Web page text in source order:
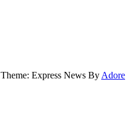
Theme: Express News By Adore